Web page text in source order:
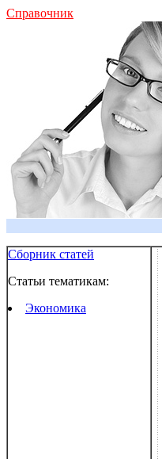
Справочник
Сборник статей
Статьи тематикам:
Экономика